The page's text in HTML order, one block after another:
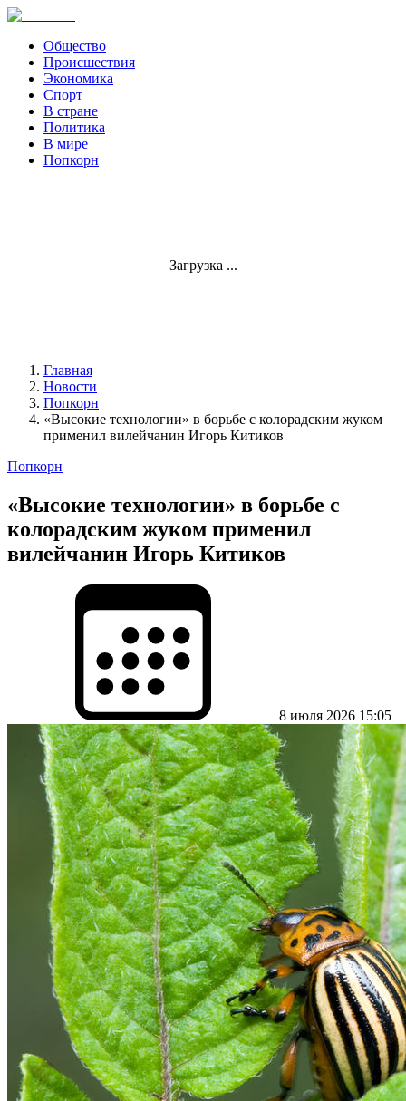
Общество
Происшествия
Экономика
Спорт
В стране
Политика
В мире
Попкорн
Загрузка ...
Главная
Новости
Попкорн
«Высокие технологии» в борьбе с колорадским жуком
применил вилейчанин Игорь Китиков
Попкорн
«Высокие технологии» в борьбе с
колорадским жуком применил
вилейчанин Игорь Китиков
8 июля 2026 15:05